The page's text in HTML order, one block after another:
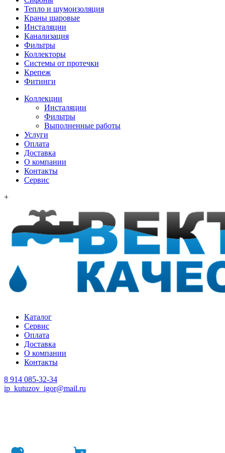
Тепло и шумоизоляция
Краны шаровые
Инсталяции
Канализация
Фильтры
Коллекторы
Системы от протечки
Крепеж
Фитинги
Коллекции
Инсталяции
Фильтры
Выполненные работы
Услуги
Оплата
Доставка
О компании
Контакты
Сервис
+
Каталог
Сервис
Оплата
Доставка
О компании
Контакты
8 914 085-32-34
ip_kutuzov_igor@mail.ru